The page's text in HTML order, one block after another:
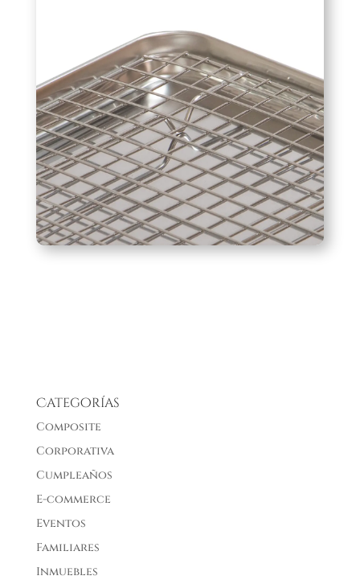
Categorías
Composite
Corporativa
Cumpleaños
E-commerce
Eventos
Familiares
Inmuebles